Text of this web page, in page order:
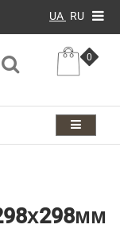
UA RU
0